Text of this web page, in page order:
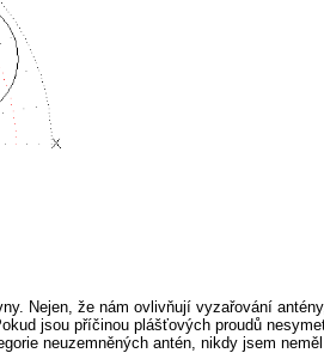
Nejen, že nám ovlivňují vyzařování
jsou příčinou plášťových proudů
neuzemněných antén, nikdy jsem